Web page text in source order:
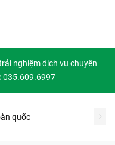
nghiệm dịch vụ chuyên
035.609.6997
quốc